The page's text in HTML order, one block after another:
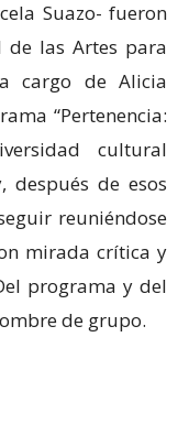
Suazo- fueron
de las Artes para
cargo de Alicia
“Pertenencia:
cultural
después de esos
reuniéndose
mirada crítica y
programa y del
de grupo.